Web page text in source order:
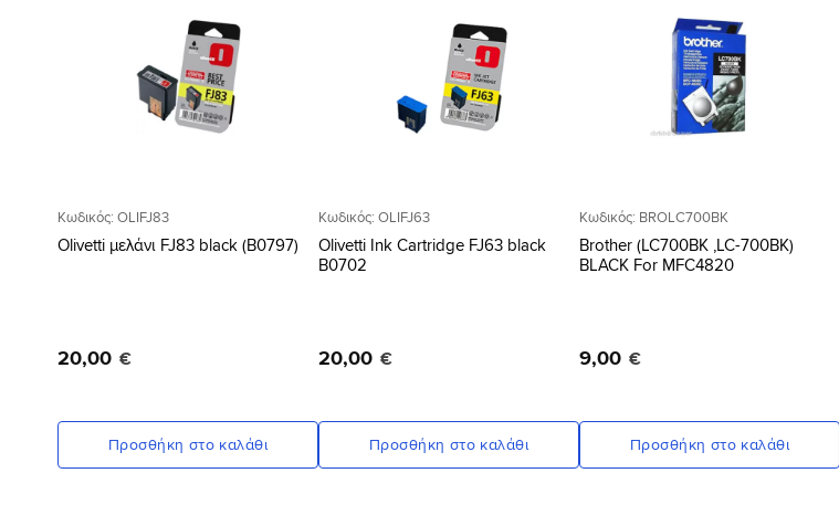
Κωδικός: OLIFJ83
Olivetti μελάνι FJ83 black (B0797)
20,00 €
Προσθήκη στο καλάθι
Κωδικός: OLIFJ63
Olivetti Ink Cartridge FJ63 black
B0702
20,00 €
Προσθήκη στο καλάθι
Κωδικός: BROLC700BK
Brother (LC700BK ,LC-700BK)
BLACK For MFC4820
9,00 €
Προσθήκη στο καλάθι